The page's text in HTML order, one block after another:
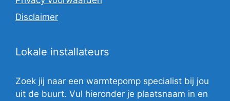
Disclaimer
Lokale installateurs
Zoek jij naar een warmtepomp specialist bij jou
uit de buurt. Vul hieronder je plaatsnaam in en